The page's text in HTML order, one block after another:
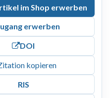
im Shop erwerben
erwerben
DOI
kopieren
RIS